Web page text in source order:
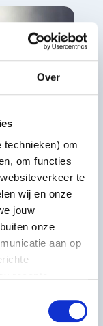
Over
technieken) om
om functies
te
wij en onze
jouw
onze
aan op
wijzigen of
30 jaar
wie zij